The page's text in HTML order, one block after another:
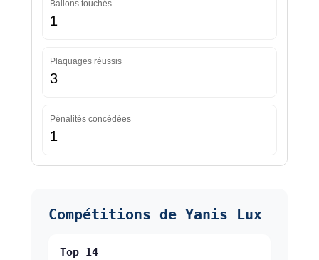
Ballons touchés
1
Plaquages réussis
3
Pénalités concédées
1
Compétitions de Yanis Lux
Top 14